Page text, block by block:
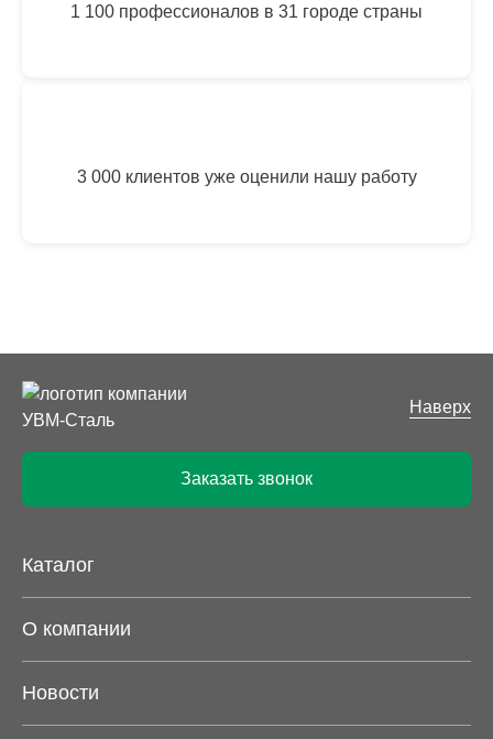
1 100 профессионалов в 31 городе страны
3 000 клиентов уже оценили нашу работу
Наверх
Заказать звонок
Каталог
О компании
Новости